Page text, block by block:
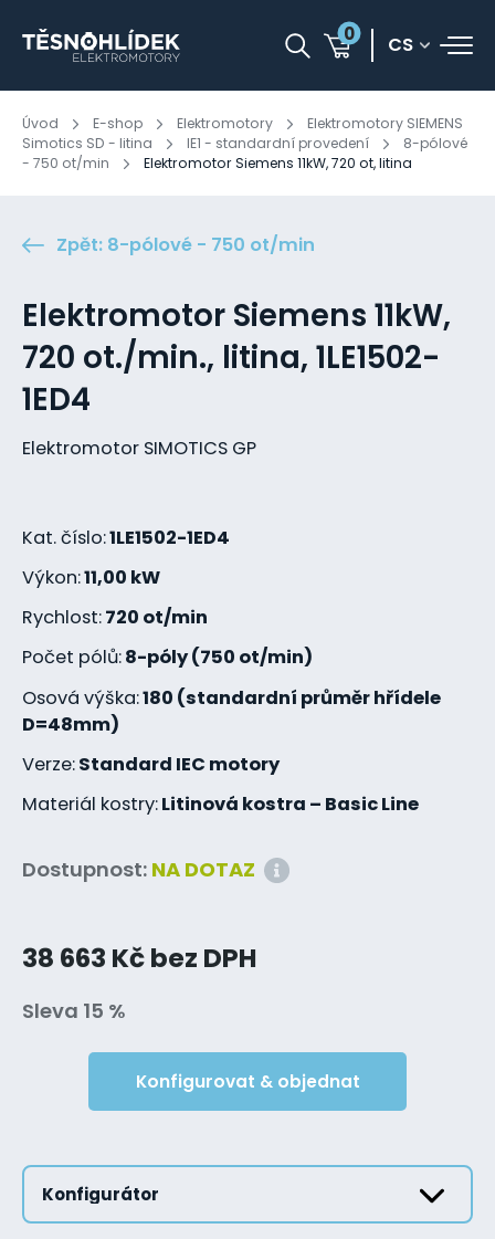
0 CS
Úvod E-shop Elektromotory
Elektromotory SIEMENS
Simotics SD - litina
IE1 - standardní provedení
8-pólové
- 750 ot/min
Elektromotor Siemens 11kW, 720 ot, litina
Zpět: 8-pólové - 750 ot/min
Elektromotor Siemens 11kW,
720 ot./min., litina, 1LE1502-
1ED4
Elektromotor SIMOTICS GP
Kat. číslo:1LE1502-1ED4
Výkon:11,00 kW
Rychlost:720 ot/min
Počet pólů:8-póly (750 ot/min)
Osová výška:180 (standardní průměr hřídele
D=48mm)
Verze:Standard IEC motory
Materiál kostry:Litinová kostra – Basic Line
Dostupnost: NA DOTAZ
38 663 Kč bez DPH
Sleva 15 %
Konfigurovat & objednat
Konfigurátor